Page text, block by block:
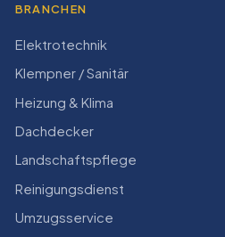
BRANCHEN
Elektrotechnik
Klempner / Sanitär
Heizung & Klima
Dachdecker
Landschaftspflege
Reinigungsdienst
Umzugsservice